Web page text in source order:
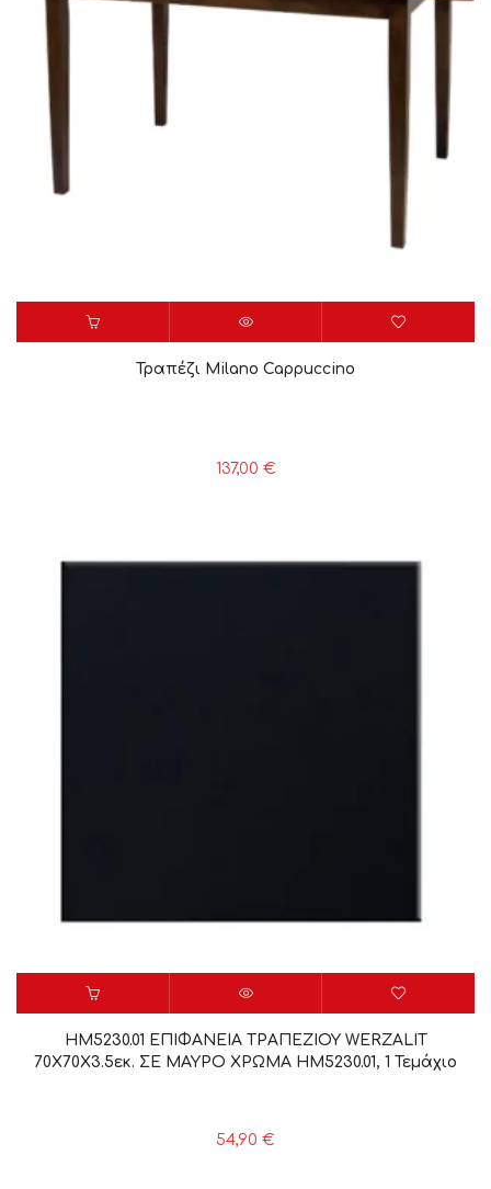
Τραπέζι Milano Cappuccino
137,00 €
HM5230.01 ΕΠΙΦΑΝΕΙΑ ΤΡΑΠΕΖΙΟΥ WERZALIT
70Χ70Χ3.5εκ. ΣΕ ΜΑΥΡΟ ΧΡΩΜΑ HM5230.01, 1 Τεμάχιο
54,90 €